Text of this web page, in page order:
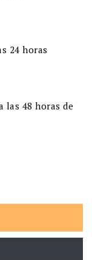
24 horas
las 48 horas de